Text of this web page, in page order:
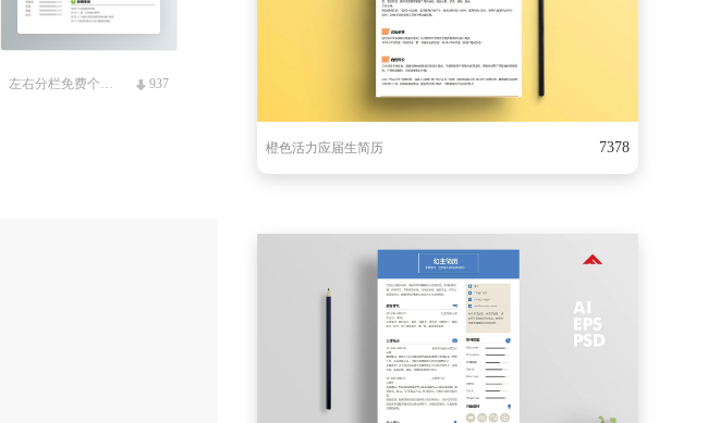
左右分栏免费个人简历 937
橙色活力应届生简历 7378